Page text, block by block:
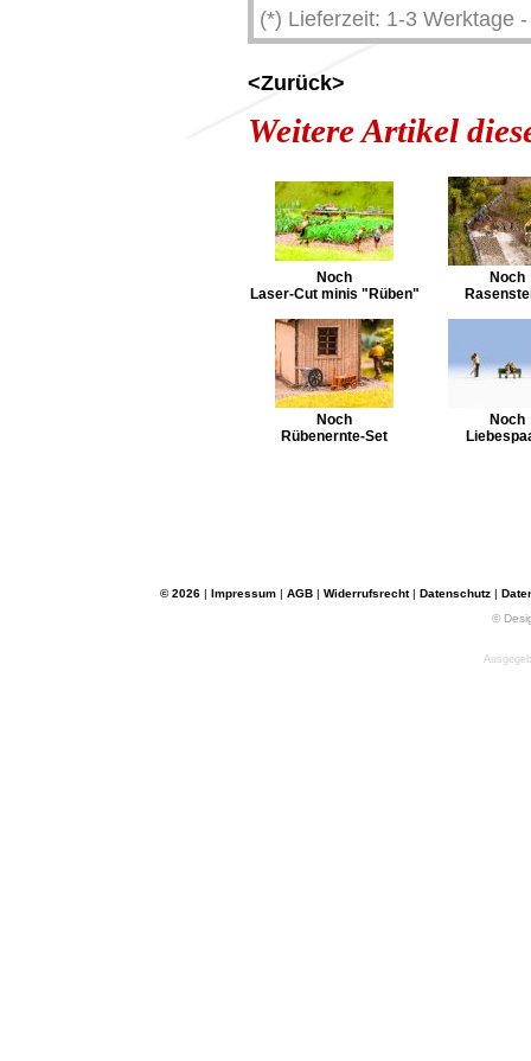
(*) Lieferzeit: 1-3 Werktage
<Zurück>
Weitere Artikel
Noch
Laser-Cut minis "Rüben"
Noch
Noch
Rübenernte-Set
Noch
© 2026 | Impressum | AGB | Widerrufsrecht| Datenschutz |
©